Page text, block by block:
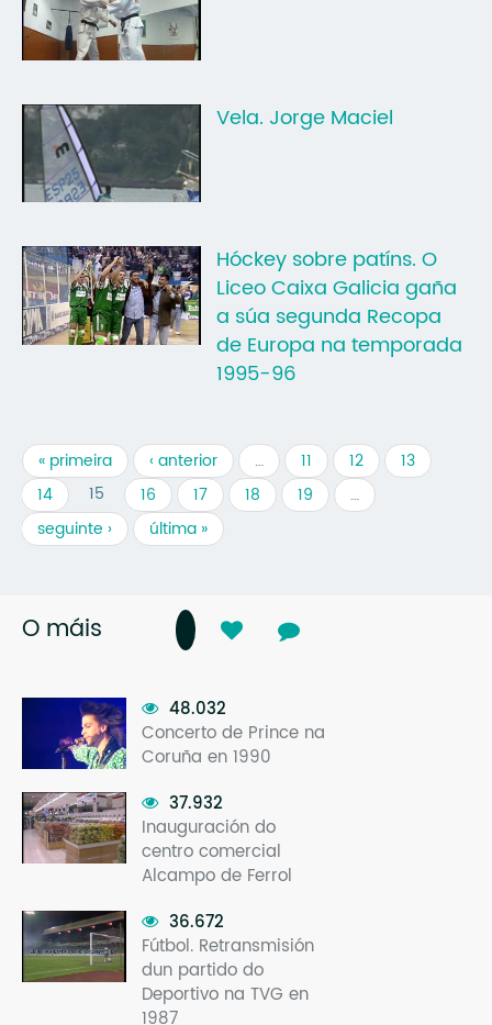
Vela. Jorge Maciel
Hóckey sobre patíns. O
Liceo Caixa Galicia gaña
a súa segunda Recopa
de Europa na temporada
1995-96
« primeira ‹ anterior … 11 12
13
14
15 16 17 18 19
…
seguinte ›
última »
O máis
48.032
Concerto de Prince na
Coruña en 1990
37.932
Inauguración do
centro comercial
Alcampo de Ferrol
36.672
Fútbol. Retransmisión
dun partido do
Deportivo na TVG en
1987